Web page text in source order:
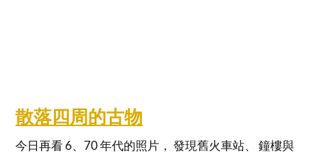
散落四周的古物
今日再看 6、70 年代的照片， 發現舊火車站、 鐘樓與